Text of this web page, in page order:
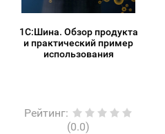
1С:Шина. Обзор продукта
и практический пример
использования
Рейтинг:
(0.0)